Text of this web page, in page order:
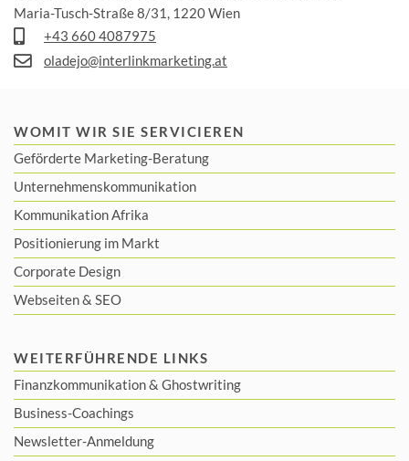
Maria-Tusch-Straße 8/31, 1220 Wien
+43 660 4087975
oladejo@interlinkmarketing.at
WOMIT WIR SIE SERVICIEREN
Geförderte Marketing-Beratung
Unternehmenskommunikation
Kommunikation Afrika
Positionierung im Markt
Corporate Design
Webseiten & SEO
WEITERFÜHRENDE LINKS
Finanzkommunikation& Ghostwriting
Business-Coachings
Newsletter-Anmeldung